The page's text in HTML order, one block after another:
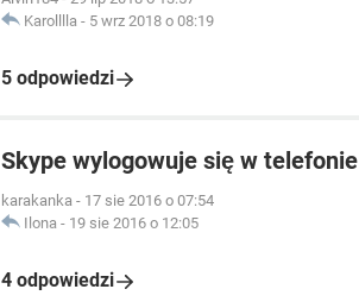
Karolllla - 5 wrz 2018 o 08:19
5 odpowiedzi
Skype wylogowuje się w telefonie
karakanka - 17 sie 2016 o 07:54
Ilona - 19 sie 2016 o 12:05
4 odpowiedzi